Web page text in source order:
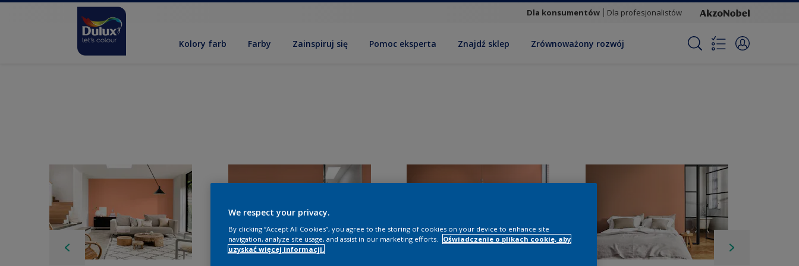
Dla konsumentów Dla profesjonalistów
Kolory farb Farby Zainspiruj się Pomoc eksperta Znajdź sklep Zrównoważony rozwój
We respect your privacy.
By clicking “Accept All Cookies”, you agree to the storing of cookies on your device to enhance site
navigation, analyze site usage, and assist in our marketing efforts.
Oświadczenie o plikach cookie, aby
uzyskać więcej informacji.